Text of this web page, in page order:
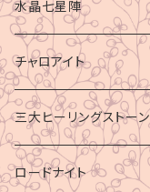
水晶七星陣
チャロアイト
三大ヒーリングストーン
ロードナイト